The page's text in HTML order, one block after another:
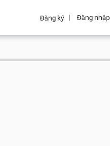
Đăng ký Đăng nhập